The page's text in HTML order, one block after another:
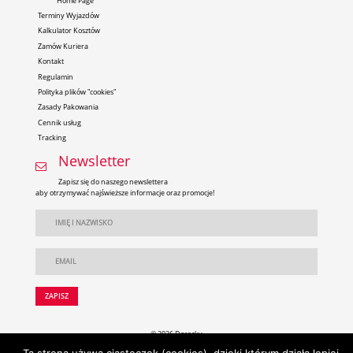
Terminy Wyjazdów
Kalkulator Kosztów
Zamów Kuriera
Kontakt
Regulamin
Polityka plików "cookies"
Zasady Pakowania
Cennik usług
Tracking
Newsletter
Zapisz się do naszego newslettera
aby otrzymywać najświeższe informacje oraz promocje!
© 2026 Darecky